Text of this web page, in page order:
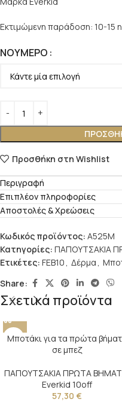
Εκτιμώμενη παράδοση: 10-15
ΝΟΎΜΕΡΟ
Προσθήκη στη Wishlist
Περιγραφή
Επιπλέον πληροφορίες
Αποστολές & Χρεώσεις
Κωδικός προϊόντος: A525M
Κατηγορίες: ΠΑΠΟΥΤΣΑΚΙΑ
Ετικέτες: FEB10, Δέρμα,
Share:
Σχετικά προϊόντα
Μποτάκι για τα πρώτα
σε μπεζ
ΠΑΠΟΥΤΣΑΚΙΑ ΠΡΩΤΑ
Everkid 10off
57,30 €